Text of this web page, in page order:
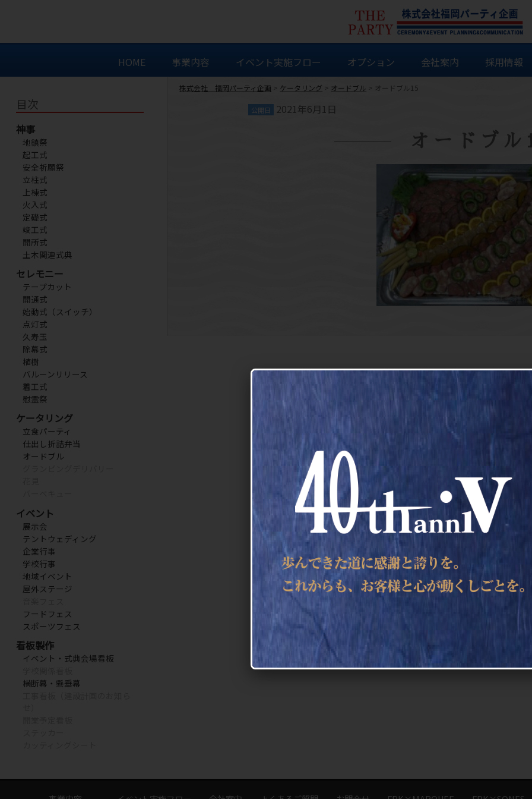
HOME 事業内容 イベント実施フロー オプション 会社案内 採用情報
目次
神事
地鎮祭
起工式
安全祈願祭
立柱式
上棟式
火入式
定礎式
竣工式
開所式
土木関連式典
セレモニー
テープカット
開通式
始動式（スイッチ）
点灯式
久寿玉
除幕式
植樹
バルーンリリース
着工式
慰霊祭
ケータリング
立食パーティ
仕出し折詰弁当
オードブル
イベント
展示会
テントウェディング
企業行事
学校行事
地域イベント
屋外ステージ
フードフェス
スポーツフェス
看板製作
イベント・式典会場看板
横断幕・懸垂幕
株式会社 福岡パーティ企画 > ケータリング > オードブル > オードブル15
公開日 2021年6月1日
オードブ